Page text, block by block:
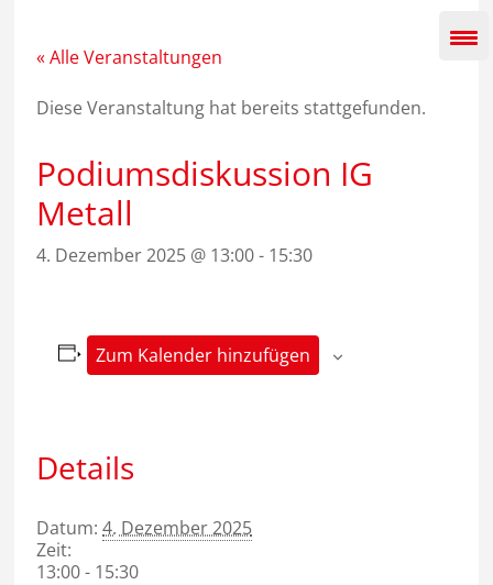
springen« Alle Veranstaltungen
Diese Veranstaltung hat bereits stattgefunden.
Podiumsdiskussion IG
Metall
4. Dezember 2025 @ 13:00- 15:30
Zum Kalender hinzufügen
Details
Datum: 4. Dezember 2025
Zeit:
13:00 - 15:30